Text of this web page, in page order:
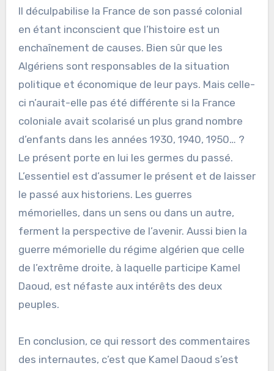
Il déculpabilise la France de son passé colonial
en étant inconscient que l’histoire est un
enchaînement de causes. Bien sûr que les
Algériens sont responsables de la situation
politique et économique de leur pays. Mais celle-
ci n’aurait-elle pas été différente si la France
coloniale avait scolarisé un plus grand nombre
d’enfants dans les années 1930, 1940, 1950… ?
Le présent porte en lui les germes du passé.
L’essentiel est d’assumer le présent et de laisser
le passé aux historiens. Les guerres
mémorielles, dans un sens ou dans un autre,
ferment la perspective de l’avenir. Aussi bien la
guerre mémorielle du régime algérien que celle
de l’extrême droite, à laquelle participe Kamel
Daoud, est néfaste aux intérêts des deux
peuples.
En conclusion, ce qui ressort des commentaires
des internautes, c’est que Kamel Daoud s’est